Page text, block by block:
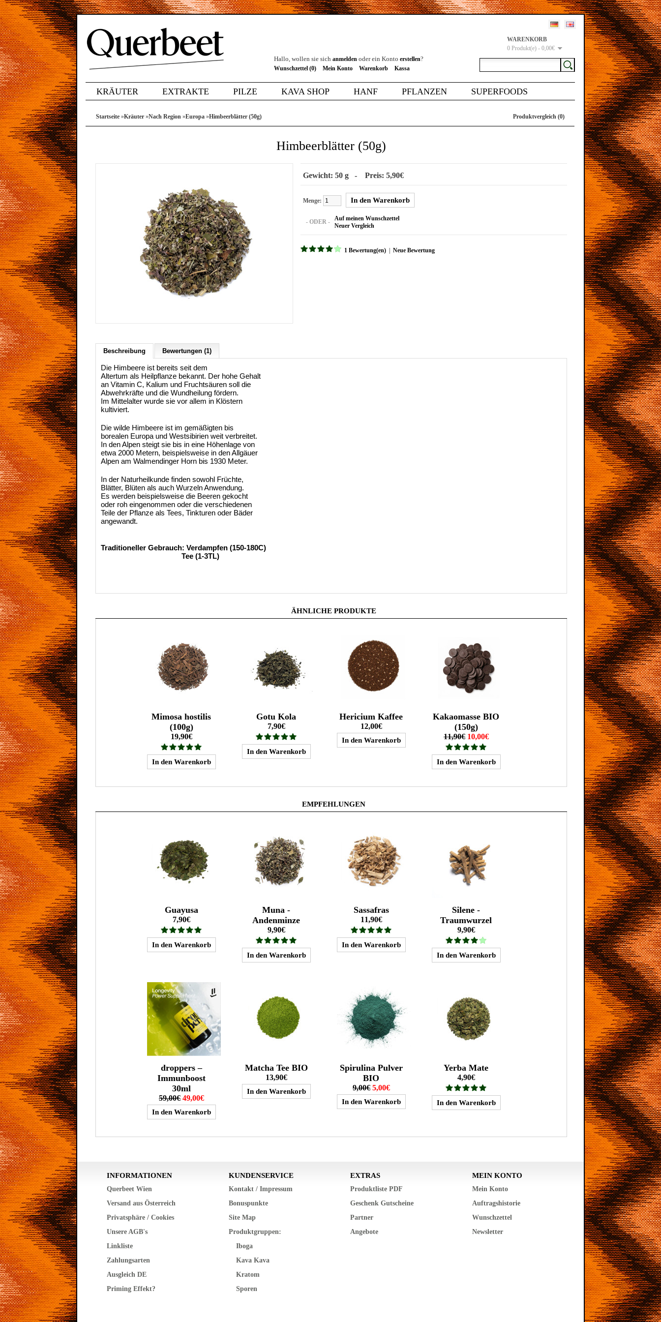
WARENKORB
0 Produkt(e) - 0,00€
Hallo, wollen sie sich anmelden oder ein Konto erstellen?
Wunschzettel (0) Mein Konto Warenkorb Kassa
KRÄUTER EXTRAKTE PILZE KAVA SHOP HANF PFLANZEN SUPERFOODS
Startseite »Kräuter »Nach Region »Europa »Himbeerblätter (50g) Produktvergleich (0)
Himbeerblätter (50g)
Gewicht: 50 g - Preis: 5,90€
Menge:
- ODER -
Auf meinen Wunschzettel
Neuer Vergleich
1 Bewertung(en) Neue Bewertung
Beschreibung Bewertungen (1)
Die Himbeere ist bereits seit dem
Altertum als Heilpflanze bekannt. Der hohe Gehalt
an Vitamin C, Kalium und Fruchtsäuren soll die
Abwehrkräfte und die Wundheilung fördern.
Im Mittelalter wurde sie vor allem in Klöstern
kultiviert.
Die wilde Himbeere ist im gemäßigten bis
borealen Europa und Westsibirien weit verbreitet.
In den Alpen steigt sie bis in eine Höhenlage von
etwa 2000 Metern, beispielsweise in den Allgäuer
Alpen am Walmendinger Horn bis 1930 Meter.
In der Naturheilkunde finden sowohl Früchte,
Blätter, Blüten als auch Wurzeln Anwendung.
Es werden beispielsweise die Beeren gekocht
oder roh eingenommen oder die verschiedenen
Teile der Pflanze als Tees, Tinkturen oder Bäder
angewandt.
Traditioneller Gebrauch: Verdampfen (150-180C)
Tee (1-3TL)
ÄHNLICHE PRODUKTE
Mimosa hostilis
(100g)
19,90€
Gotu Kola
7,90€
Hericium Kaffee
12,00€
Kakaomasse BIO
(150g)
11,90€ 10,00€
EMPFEHLUNGEN
Guayusa
7,90€
Muna -
Andenminze
9,90€
Sassafras
11,90€
Silene -
Traumwurzel
9,90€
droppers –
Immunboost
30ml
59,00€ 49,00€
Matcha Tee BIO
13,90€
Spirulina Pulver
BIO
9,00€ 5,00€
Yerba Mate
4,90€
INFORMATIONEN
Querbeet Wien
Versand aus Österreich
Privatsphäre / Cookies
Unsere AGB's
Linkliste
Zahlungsarten
Ausgleich DE
Priming Effekt?
KUNDENSERVICE
Kontakt / Impressum
Bonuspunkte
Site Map
Produktgruppen:
Iboga
Kava Kava
Kratom
Sporen
EXTRAS
Produktliste PDF
Geschenk Gutscheine
Partner
Angebote
MEIN KONTO
Mein Konto
Auftragshistorie
Wunschzettel
Newsletter